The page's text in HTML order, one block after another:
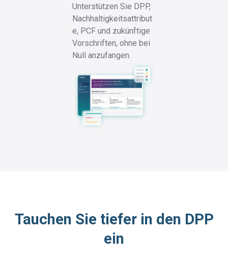
Unterstützen Sie DPP,
Nachhaltigkeitsattribut
e, PCF und zukünftige
Vorschriften, ohne bei
Null anzufangen.
Tauchen Sie tiefer in den DPP
ein